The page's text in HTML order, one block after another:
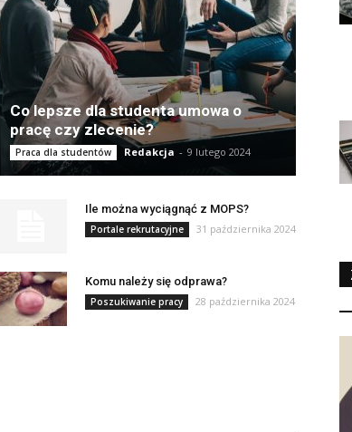
Co lepsze dla studenta umowa o
pracę czy zlecenie?
Praca dla studentów Redakcja - 9 lutego 2024
Ile można wyciągnąć z MOPS?
Portale rekrutacyjne 31 października 2024
Komu należy się odprawa?
Poszukiwanie pracy 28 października 2024